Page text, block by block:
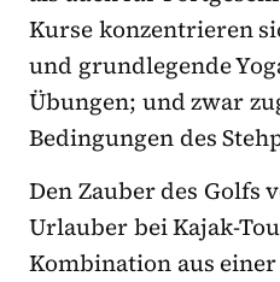
Kurse konzentrieren
und grundlegende
Übungen; und zwar
Bedingungen des
Den Zauber des Golfs
Urlauber bei Kajak-
Kombination aus